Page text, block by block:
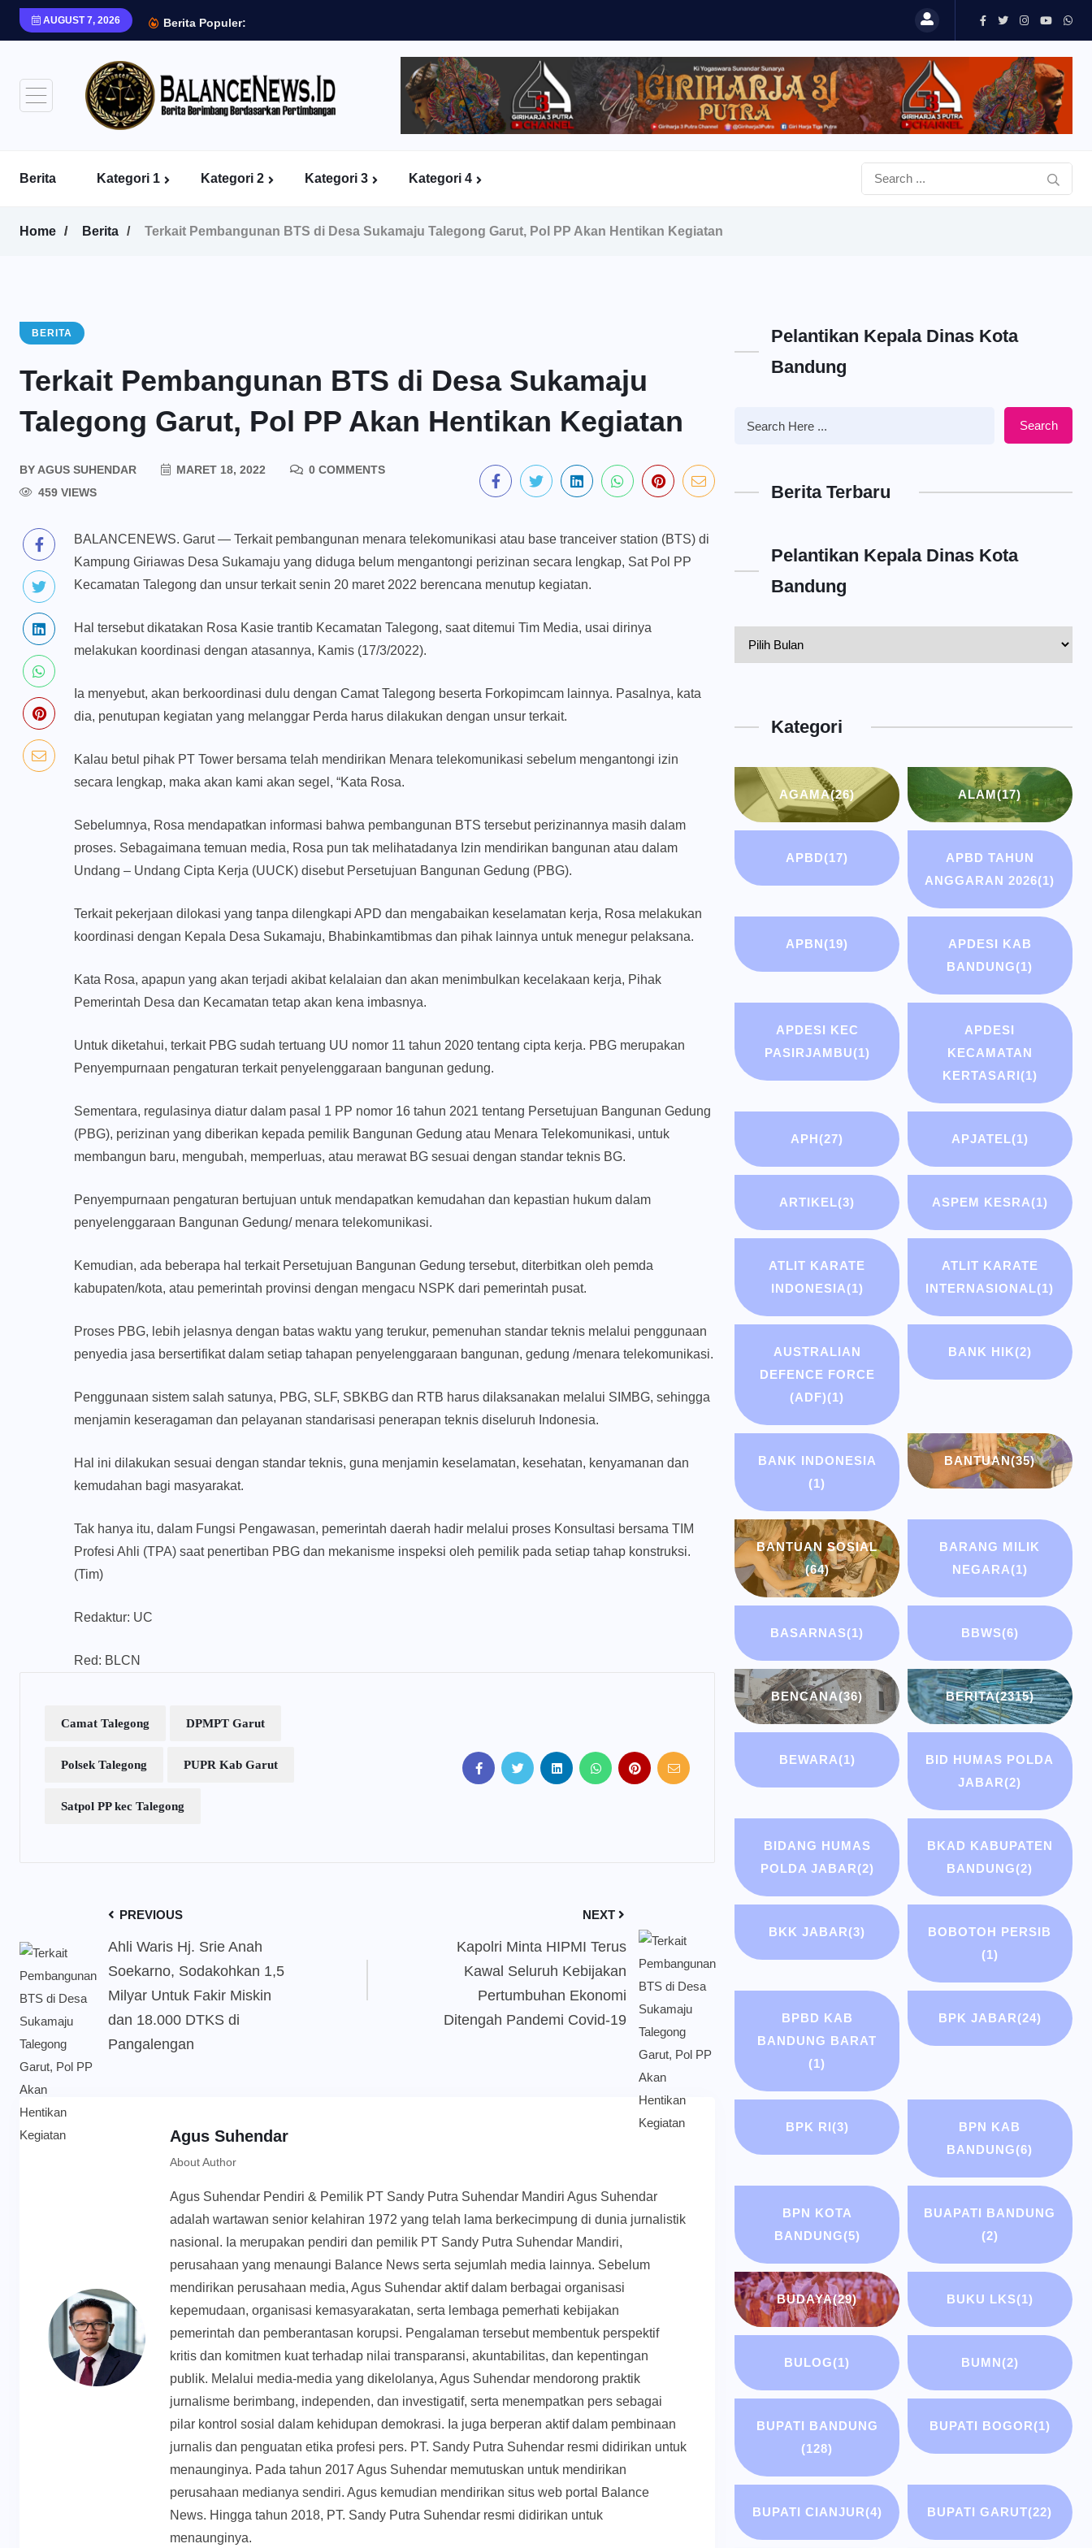
AUGUST 7, 2026 Berita Populer:
Berita Kategori 1 Kategori 2 Kategori 3 Kategori 4
Home Berita Terkait Pembangunan BTS di Desa Sukamaju Talegong Garut, Pol PP Akan Hentikan Kegiatan
BERITA
Terkait Pembangunan BTS di Desa Sukamaju
Talegong Garut, Pol PP Akan Hentikan Kegiatan
BY AGUS SUHENDAR MARET 18, 2022
0 COMMENTS
459 VIEWS
BALANCENEWS. Garut — Terkait pembangunan menara telekomunikasi atau base tranceiver station (BTS) di
Kampung Giriawas Desa Sukamaju yang diduga belum mengantongi perizinan secara lengkap, Sat Pol PP
Kecamatan Talegong dan unsur terkait senin 20 maret 2022 berencana menutup kegiatan.
Hal tersebut dikatakan Rosa Kasie trantib Kecamatan Talegong, saat ditemui Tim Media, usai dirinya
melakukan koordinasi dengan atasannya, Kamis (17/3/2022).
Ia menyebut, akan berkoordinasi dulu dengan Camat Talegong beserta Forkopimcam lainnya. Pasalnya, kata
dia, penutupan kegiatan yang melanggar Perda harus dilakukan dengan unsur terkait.
Kalau betul pihak PT Tower bersama telah mendirikan Menara telekomunikasi sebelum mengantongi izin
secara lengkap, maka akan kami akan segel, “Kata Rosa.
Sebelumnya, Rosa mendapatkan informasi bahwa pembangunan BTS tersebut perizinannya masih dalam
proses. Sebagaimana temuan media, Rosa pun tak melihatadanya Izin mendirikan bangunan atau dalam
Undang – Undang Cipta Kerja (UUCK) disebut Persetujuan Bangunan Gedung (PBG).
Terkait pekerjaan dilokasi yang tanpa dilengkapi APD dan mengabaikan keselamatan kerja, Rosa melakukan
koordinasi dengan Kepala Desa Sukamaju, Bhabinkamtibmas dan pihak lainnya untuk menegur pelaksana.
Kata Rosa, apapun yang akan terjadi akibat kelalaian dan akan menimbulkan kecelakaan kerja, Pihak
Pemerintah Desa dan Kecamatan tetap akan kena imbasnya.
Untuk diketahui, terkait PBG sudah tertuang UU nomor 11 tahun 2020 tentang cipta kerja. PBG merupakan
Penyempurnaan pengaturan terkait penyelenggaraan bangunan gedung.
Sementara, regulasinya diatur dalam pasal 1 PP nomor 16 tahun 2021 tentang Persetujuan Bangunan Gedung
(PBG), perizinan yang diberikan kepada pemilik Bangunan Gedung atau Menara Telekomunikasi, untuk
membangun baru, mengubah, memperluas, atau merawat BG sesuai dengan standar teknis BG.
Penyempurnaan pengaturan bertujuan untuk mendapatkan kemudahan dan kepastian hukum dalam
penyelenggaraan Bangunan Gedung/ menara telekomunikasi.
Kemudian, ada beberapa hal terkait Persetujuan Bangunan Gedung tersebut, diterbitkan oleh pemda
kabupaten/kota, atau pemerintah provinsi dengan mengacu NSPK dari pemerintah pusat.
Proses PBG, lebih jelasnya dengan batas waktu yang terukur, pemenuhan standar teknis melalui penggunaan
penyedia jasa bersertifikat dalam setiap tahapan penyelenggaraan bangunan, gedung /menara telekomunikasi.
Penggunaan sistem salah satunya, PBG, SLF, SBKBG dan RTB harus dilaksanakan melalui SIMBG, sehingga
menjamin keseragaman dan pelayanan standarisasi penerapan teknis diseluruh Indonesia.
Hal ini dilakukan sesuai dengan standar teknis, guna menjamin keselamatan, kesehatan, kenyamanan dan
kemudahan bagi masyarakat.
Tak hanya itu, dalam Fungsi Pengawasan, pemerintah daerah hadir melalui proses Konsultasi bersama TIM
Profesi Ahli (TPA) saat penertiban PBG dan mekanisme inspeksi oleh pemilik pada setiap tahap konstruksi.
(Tim)
Redaktur: UC
Red: BLCN
Camat Talegong DPMPT Garut
Polsek Talegong PUPR Kab Garut
Satpol PP kec Talegong
PREVIOUS
Ahli Waris Hj. Srie Anah
Soekarno, Sodakohkan 1,5
Milyar Untuk Fakir Miskin
dan 18.000 DTKS di
Pangalengan
NEXT
Kapolri Minta HIPMI Terus
Kawal Seluruh Kebijakan
Pertumbuhan Ekonomi
Ditengah Pandemi Covid-19
Agus Suhendar
About Author
Agus Suhendar Pendiri & Pemilik PT Sandy Putra Suhendar Mandiri Agus Suhendar
adalah wartawan senior kelahiran 1972 yang telah lama berkecimpung di dunia jurnalistik
nasional. Ia merupakan pendiri dan pemilik PT Sandy Putra Suhendar Mandiri,
perusahaan yang menaungi Balance News serta sejumlah media lainnya. Sebelum
mendirikan perusahaan media, Agus Suhendar aktif dalam berbagai organisasi
kepemudaan, organisasi kemasyarakatan, serta lembaga pemerhati kebijakan
pemerintah dan pemberantasan korupsi. Pengalaman tersebut membentuk perspektif
kritis dan komitmen kuat terhadap nilai transparansi, akuntabilitas, dan kepentingan
publik. Melalui media-media yang dikelolanya, Agus Suhendar mendorong praktik
jurnalisme berimbang, independen, dan investigatif, serta menempatkan pers sebagai
pilar kontrol sosial dalam kehidupan demokrasi. Ia juga berperan aktif dalam pembinaan
jurnalis dan penguatan etika profesi pers. PT. Sandy Putra Suhendar resmi didirikan untuk
menaunginya. Pada tahun 2017 Agus Suhendar memutuskan untuk mendirikan
perusahaan medianya sendiri. Agus kemudian mendirikan situs web portal Balance
News. Hingga tahun 2018, PT. Sandy Putra Suhendar resmi didirikan untuk
menaunginya.
Pelantikan Kepala Dinas Kota
Bandung
Search
Berita Terbaru
Pelantikan Kepala Dinas Kota
Bandung
BandungKategori
AGAMA(26) ALAM(17)
APBD(17)
APBD TAHUN
ANGGARAN 2026(1)
APBN(19)
APDESI KAB
BANDUNG(1)
APDESI KEC
PASIRJAMBU(1)
APDESI
KECAMATAN
KERTASARI(1)
APH(27) APJATEL(1)
ARTIKEL(3) ASPEM KESRA(1)
ATLIT KARATE
INDONESIA(1)
ATLIT KARATE
INTERNASIONAL(1)
AUSTRALIAN
DEFENCE FORCE
(ADF)(1)
BANK HIK(2)
BANK INDONESIA
(1)
BANTUAN(35)
BANTUAN SOSIAL
(64)
BARANG MILIK
NEGARA(1)
BASARNAS(1) BBWS(6)
BENCANA(36) BERITA(2315)
BEWARA(1)
BID HUMAS POLDA
JABAR(2)
BIDANG HUMAS
POLDA JABAR(2)
BKAD KABUPATEN
BANDUNG(2)
BKK JABAR(3)
BOBOTOH PERSIB
(1)
BPBD KAB
BANDUNG BARAT
(1)
BPK JABAR(24)
BPK RI(3)
BPN KAB
BANDUNG(6)
BPN KOTA
BANDUNG(5)
BUAPATI BANDUNG
(2)
BUDAYA(29) BUKU LKS(1)
BULOG(1) BUMN(2)
BUPATI BANDUNG
(128)
BUPATI BOGOR(1)
BUPATI CIANJUR(4) BUPATI GARUT(22)